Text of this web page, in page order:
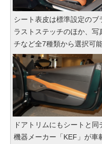
シート表皮は標準設定のブ
ラストステッチのほか、
チなど全7種類から選択可
ドアトリムにもシートと
機器メーカー「KEF」が車